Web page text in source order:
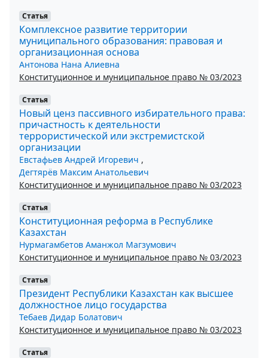
Статья
Комплексное развитие территории
муниципального образования: правовая и
организационная основа
Антонова Нана Алиевна
Конституционное и муниципальное право № 03/2023
Статья
Новый ценз пассивного избирательного права:
причастность к деятельности
террористической или экстремистской
организации
Евстафьев Андрей Игоревич ,
Дегтярёв Максим Анатольевич
Конституционное и муниципальное право № 03/2023
Статья
Конституционная реформа в Республике
Казахстан
Нурмагамбетов Аманжол Магзумович
Конституционное и муниципальное право № 03/2023
Статья
Президент Республики Казахстан как высшее
должностное лицо государства
Тебаев Дидар Болатович
Конституционное и муниципальное право № 03/2023
Статья